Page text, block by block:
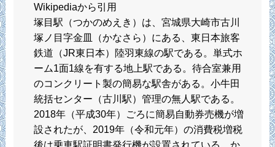
Wikipediaから引用
塚目駅（つかのめえき）は、宮城県大崎市古川
塚ノ目字金皿（かなさら）にある、東日本旅客
鉄道（JR東日本）陸羽東線の駅である。単式ホ
ーム1面1線を有する地上駅である。待合室兼用
のコンクリート製の簡易な駅舎がある。小牛田
統括センター（古川駅）管理の無人駅である。
2018年（平成30年）ごろに簡易自動券売機が増
設されたが、2019年（令和元年）の消費税増税
後は乗車駅証明書発行機が設置されている。か